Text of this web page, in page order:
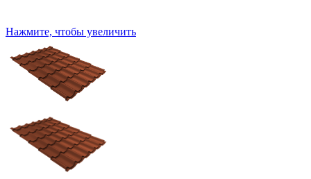
Нажмите, чтобы увеличить